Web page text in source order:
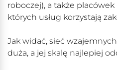
roboczej), a także
których usług korzystają
Jak widać, sieć
duża, a jej skalę najlepiej